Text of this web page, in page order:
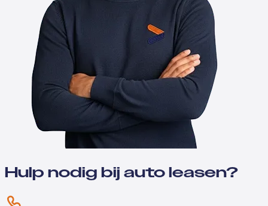
Hulp nodig bij auto leasen?